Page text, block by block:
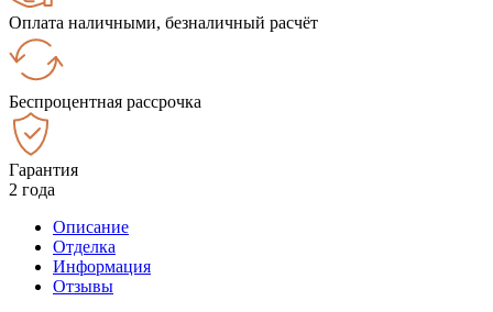
Оплата наличными, безналичный расчёт
Беспроцентная рассрочка
Гарантия
2 года
Описание
Отделка
Информация
Отзывы